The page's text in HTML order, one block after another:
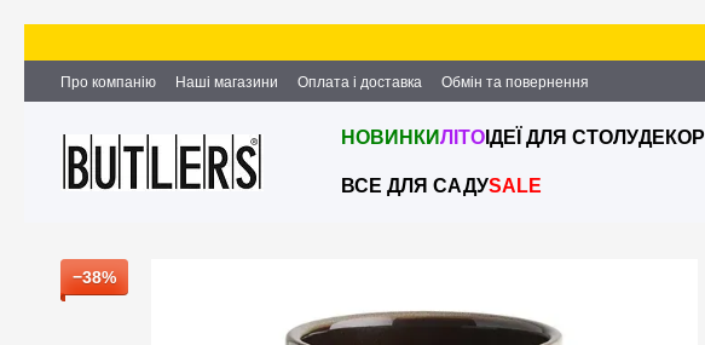
Про компанію Наші магазини Оплата і доставка
Обмін та повернення
Партнерство та співпраця
Вакансії Контактна інформація
НОВИНКИЛІТО ІДЕЇ ДЛЯ СТОЛУДЕКОР
ВСЕ ДЛЯ САДУSALE
−38%